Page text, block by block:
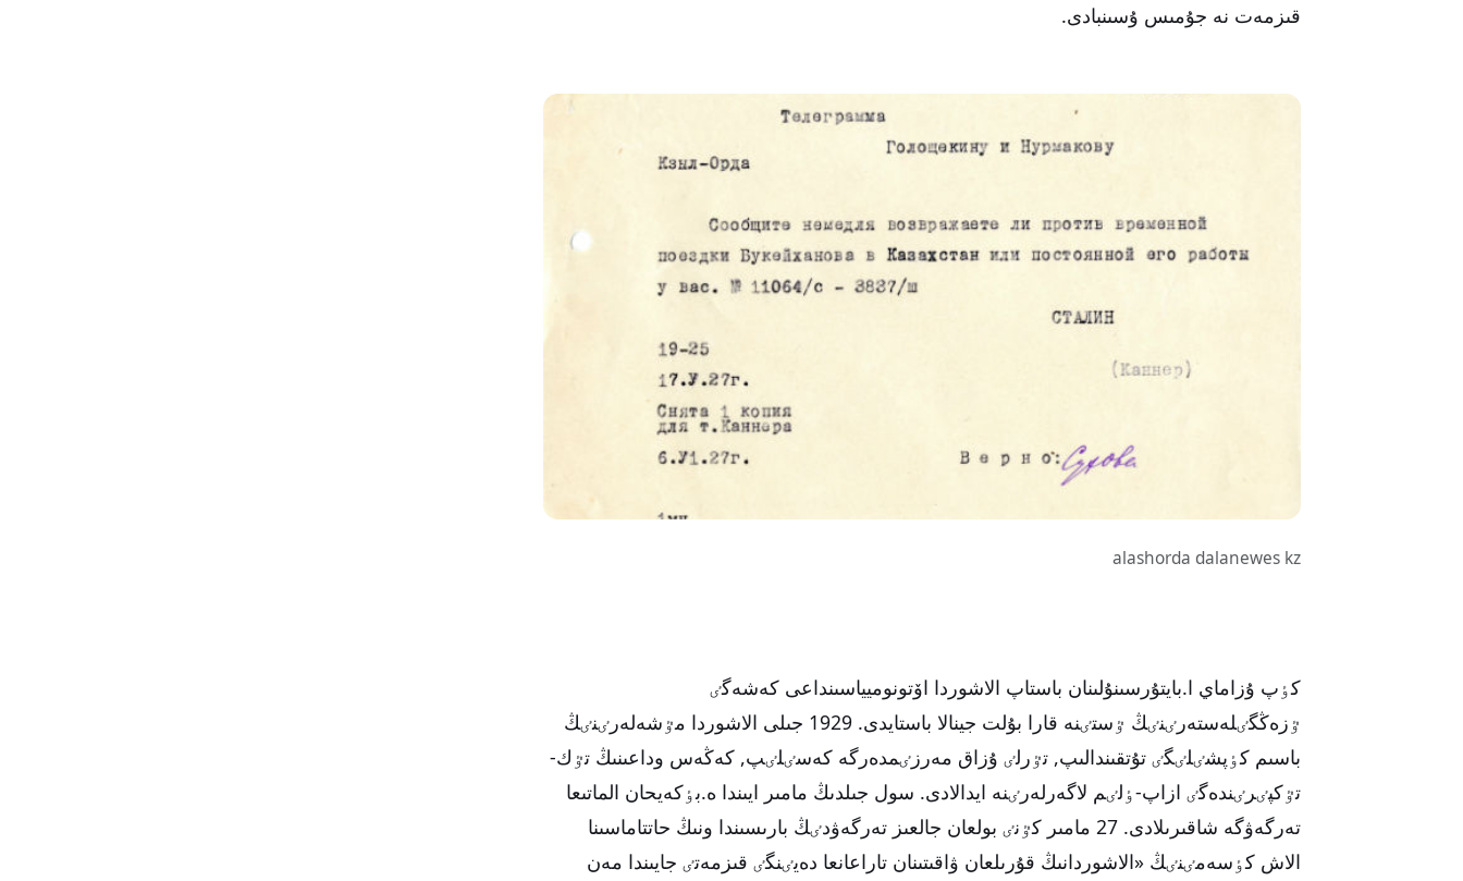
قىزمەت نە جۇمىس ۇسىنبادى.
alashorda dalanewes kz
كٶپ ۇزاماي ا.بايتۇرسىنۇلىنان باستاپ الاشوردا اۆتونوميياسىنداعى كەشەگٸ
ٷزەڭگٸلەستەرٸنٸڭ ٷستٸنە قارا بۇلت جينالا باستايدى. 1929 جىلى الاشوردا مٷشەلەرٸنٸڭ
باسىم كٶپشٸلٸگٸ تۇتقىندالىپ, تٷرلٸ ۇزاق مەرزٸمدەرگە كەسٸلٸپ, كەڭەس وداعىنىڭ تٷك-
تٷكپٸرٸندەگٸ ازاپ-ٶلٸم لاگەرلەرٸنە ايدالادى. سول جىلدىڭ مامىر ايىندا ە.بٶكەيحان الماتىعا
تەرگەۋگە شاقىرىلادى. 27 مامىر كٷنٸ بولعان جالعىز تەرگەۋدٸڭ بارىسىندا ونىڭ حاتتاماسىنا
الاش كٶسەمٸنٸڭ «الاشوردانىڭ قۇرىلعان ۋاقىتىنان تاراعانعا دەيٸنگٸ قىزمەتٸ جايىندا مەن